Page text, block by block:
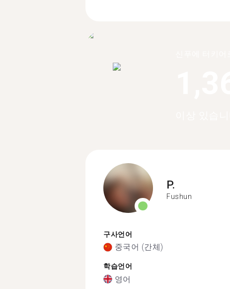
P.
Fushun
구사언어
중국어 (간체)
학습언어
영어